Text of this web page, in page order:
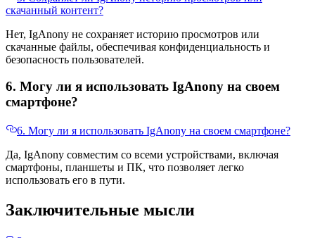
скачанный контент?
Нет, IgAnony не сохраняет историю просмотров или
скачанные файлы, обеспечивая конфиденциальность и
безопасность пользователей.
6. Могу ли я использовать IgAnony на своем
смартфоне?
6. Могу ли я использовать IgAnony на своем смартфоне?
Да, IgAnony совместим со всеми устройствами, включая
смартфоны, планшеты и ПК, что позволяет легко
использовать его в пути.
Заключительные мысли